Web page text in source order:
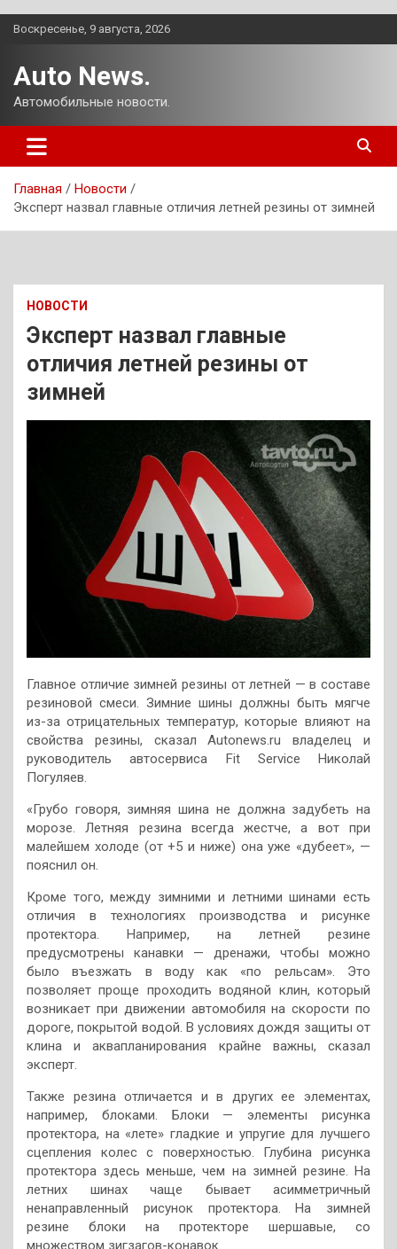
Перейти
Воскресенье, 9 августа, 2026
Auto News.
Автомобильные новости.
Главная
Новости
Эксперт назвал главные отличия летней резины от зимней
НОВОСТИ
Эксперт назвал главные
отличия летней резины от
зимней
Главное отличие зимней резины от летней — в составе
резиновой смеси. Зимние шины должны быть мягче
из-за отрицательных температур, которые влияют на
свойства резины, сказал Autonews.ru владелец и
руководитель автосервиса Fit Service Николай
Погуляев.
«Грубо говоря, зимняя шина не должна задубеть на
морозе. Летняя резина всегда жестче, а вот при
малейшем холоде (от +5 и ниже) она уже «дубеет», —
пояснил он.
Кроме того, между зимними и летними шинами есть
отличия в технологиях производства и рисунке
протектора. Например, на летней резине
предусмотрены канавки — дренажи, чтобы можно
было въезжать в воду как «по рельсам». Это
позволяет проще проходить водяной клин, который
возникает при движении автомобиля на скорости по
дороге, покрытой водой. В условиях дождя защиты от
клина и аквапланирования крайне важны, сказал
эксперт.
Также резина отличается и в других ее элементах,
например, блоками. Блоки — элементы рисунка
протектора, на «лете» гладкие и упругие для лучшего
сцепления колес с поверхностью. Глубина рисунка
протектора здесь меньше, чем на зимней резине. На
летних шинах чаще бывает асимметричный
ненаправленный рисунок протектора. На зимней
резине блоки на протекторе шершавые, со
множеством зигзагов-конавок.